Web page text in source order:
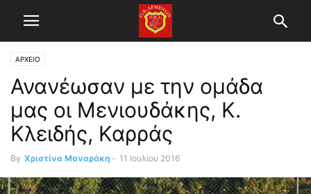
ΑΡΧΕΙΟ
Ανανέωσαν με την ομάδα
μας οι Μενιουδάκης, Κ.
Κλειδής, Καρράς
By Χριστίνα Μαναράκη - 11 Ιουλίου 2016